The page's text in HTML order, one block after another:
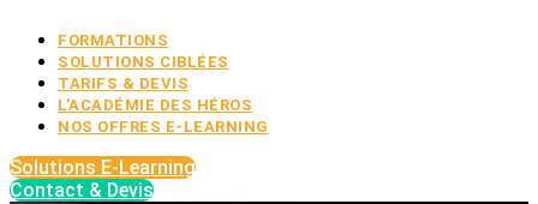
FORMATIONS
SOLUTIONS CIBLÉES
TARIFS & DEVIS
L’ACADÉMIE DES HÉROS
NOS OFFRES E-LEARNING
Solutions E-Learning
Contact & Devis